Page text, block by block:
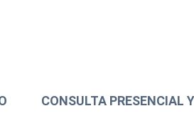
CONSULTA PRESENCIAL